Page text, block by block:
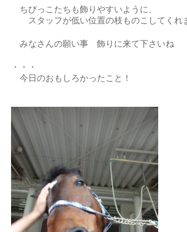
ちびっこたちも飾りやすいように、
スタッフが低い位置の枝ものこしてくれ
みなさんの願い事 飾りに来て下さいね
・・・
今日のおもしろかったこと！